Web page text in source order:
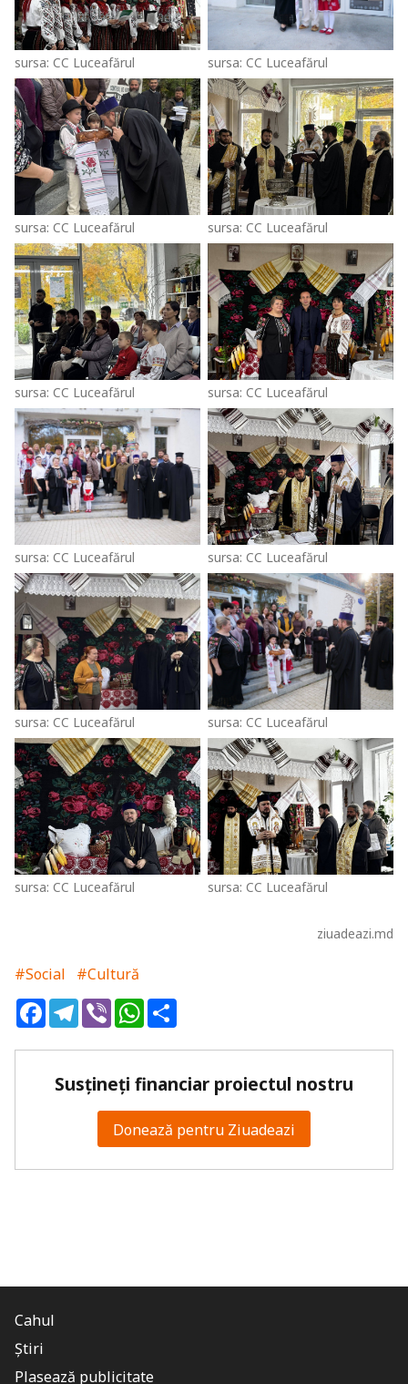
sursa: CC Luceafărul sursa: CC Luceafărul
sursa: CC Luceafărul sursa: CC Luceafărul
sursa: CC Luceafărul sursa: CC Luceafărul
sursa: CC Luceafărul sursa: CC Luceafărul
sursa: CC Luceafărul sursa: CC Luceafărul
sursa: CC Luceafărul sursa: CC Luceafărul
ziuadeazi.md
#Social
#Cultură
FacebookTelegram
ViberWhatsApp
Susțineți financiar proiectul nostru
Donează pentru Ziuadeazi
Cahul
Știri
Plasează publicitate